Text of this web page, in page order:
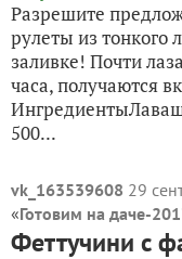
Разрешите
рулеты из
заливке! Почти
часа, получаются
500...
vk_163539608 29
«Готовим на даче-
Феттучини с